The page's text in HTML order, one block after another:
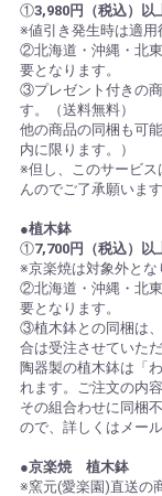
①3,980円（税込）以
※値引き発生時は適用
②北海道・沖縄・北
要となります。
③プレゼント付きの
す。（送料無料）
他の商品の同梱も可
内に限ります。）
※但し、このサービ
んのでご了承願います
●植木鉢
①7,700円（税込）以
※京楽焼は対象外とな
②北海道・沖縄・北
要となります。
③植木鉢との同梱は
合は受注させていただ
陶器製の植木鉢は「
れます。ご注文の内
その組合わせに同梱
ので、詳しくはメー
●京楽焼 植木鉢
※窯元(愛楽園)直送の